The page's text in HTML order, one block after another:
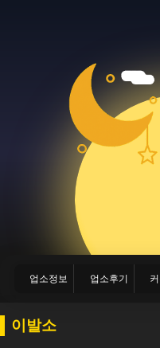
업소정보 업소후기
이발소